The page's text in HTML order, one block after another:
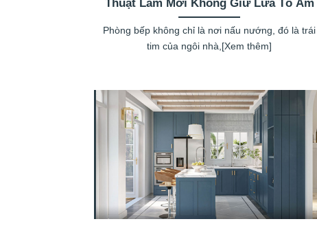
Thuật Làm Mới Không Giữ Lửa Tổ Ấm
Phòng bếp không chỉ là nơi nấu nướng, đó là trái
tim của ngôi nhà,[Xem thêm]